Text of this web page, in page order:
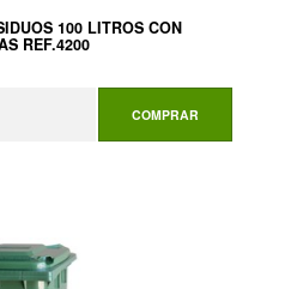
100 LITROS CON
REF.4200
COMPRAR